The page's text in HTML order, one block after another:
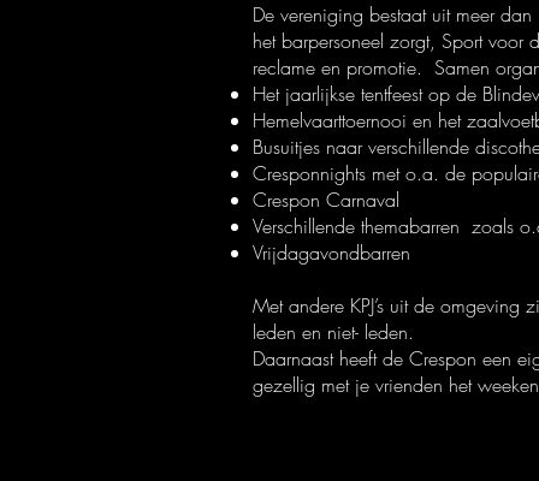
De vereniging bestaat uit meer
het barpersoneel zorgt, Sport voor
reclame en promotie. Samen
Het jaarlijkse tentfeest op de
Hemelvaarttoernooi en het
Busuitjes naar verschillende
Cresponnights met o.a. de
Crespon Carnaval
Verschillende themabarren zoals
Vrijdagavondbarren
Met andere KPJ’s uit de
leden en niet- leden.
Daarnaast heeft de Crespon een
gezellig met je vrienden het